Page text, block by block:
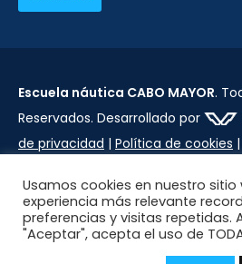
Escuela náutica CABO MAYOR.
Reservados. Desarrollado por
de privacidad | Política de cookies |
Usamos cookies en nuestro
experiencia más relevante
preferencias y visitas repetidas.
"Aceptar", acepta el uso de